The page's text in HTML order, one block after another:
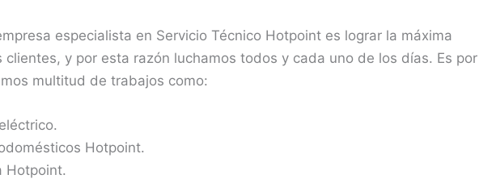
especialista en Servicio Técnico Hotpoint es lograr la máxima
y por esta razón luchamos todos y cada uno de los días. Es por
multitud de trabajos como:
Hotpoint.
Hotpoint.